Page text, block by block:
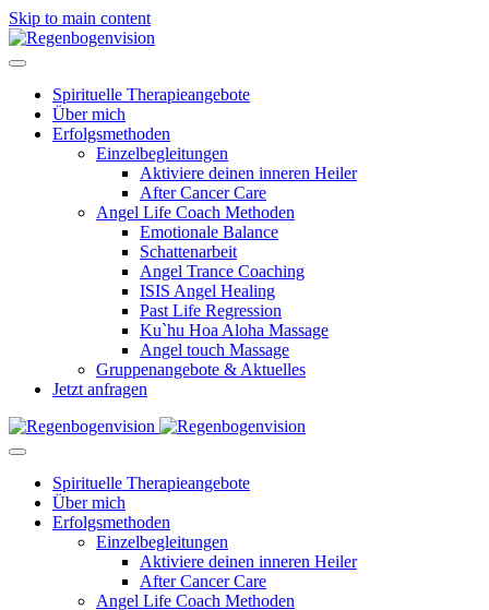
Skip to main content
Spirituelle Therapieangebote
Über mich
Erfolgsmethoden
Einzelbegleitungen
Aktiviere deinen inneren Heiler
After Cancer Care
Angel Life Coach Methoden
Emotionale Balance
Schattenarbeit
Angel Trance Coaching
ISIS Angel Healing
Past Life Regression
Ku`hu Hoa Aloha Massage
Angel touch Massage
Gruppenangebote & Aktuelles
Jetzt anfragen
Spirituelle Therapieangebote
Über mich
Erfolgsmethoden
Einzelbegleitungen
Aktiviere deinen inneren Heiler
After Cancer Care
Angel Life Coach Methoden